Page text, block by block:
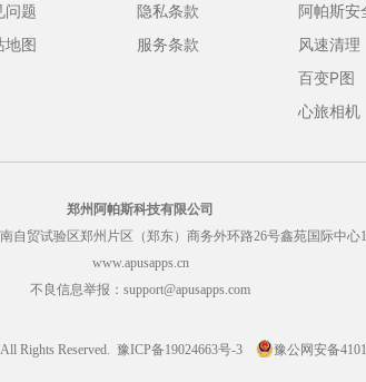
问题
地图
隐私条款
服务条款
阿帕斯安
风速清理
百变P图
心旅相机
郑州阿帕斯科技有限公司
自贸试验区郑州片区（郑东）商务外环路26号鑫苑国际中心
www.apusapps.cn
不良信息举报：support@apusapps.com
Rights Reserved. 豫ICP备19024663号-3 豫公网安备